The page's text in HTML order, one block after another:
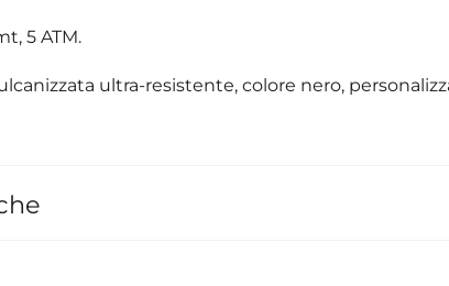
5 ATM.
ultra-resistente, colore nero,